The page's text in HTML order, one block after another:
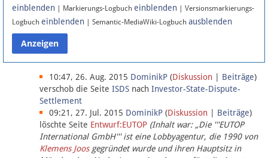
Anmelden
Datenschutz
Über Lobbypedia
Impressum
einblenden | Markierungs-Logbuch einblenden | Versionsmarkierungs-
Logbuch einblenden | Semantic-MediaWiki-Logbuch ausblenden
10:47, 26. Aug. 2015 DominikP (Diskussion Beiträge)
verschob die Seite ISDS nach Investor-State-Dispute-
Settlement
09:21, 27. Jul. 2015 DominikP (Diskussion Beiträge)
löschte Seite Entwurf:EUTOP (Inhalt war: „Die '''EUTOP
International GmbH''' ist eine Lobbyagentur, die 1990 von
Klemens Joosgegründet wurde und ihren Hauptsitz in